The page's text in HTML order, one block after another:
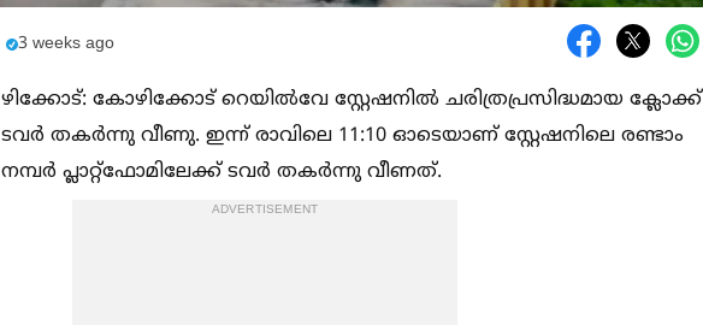
3 weeks ago
ഴിക്കോട്: കോഴിക്കോട് റെയില്‍വേ സ്റ്റേഷനില്‍ ചരിത്രപ്രസിദ്ധമായ ക്ലോക്ക്
ടവർ തകർന്നു വീണു. ഇന്ന് രാവിലെ 11:10 ഓടെയാണ് സ്റ്റേഷനിലെ രണ്ടാം
നമ്പർ പ്ലാറ്റ്‌ഫോമിലേക്ക് ടവർ തകർന്നു വീണത്.
ADVERTISEMENT